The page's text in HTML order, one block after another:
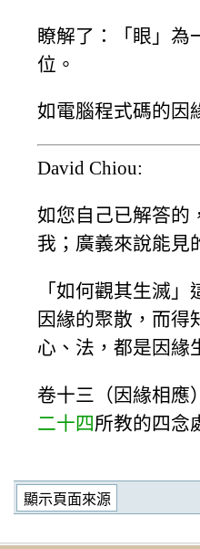
瞭解了：「眼」為
位。
如電腦程式碼的因
David Chiou:
如您自己已解答的
我；廣義來說能見
「如何觀其生滅
因緣的聚散，而得
心、法，都是因緣
卷十三（因緣相應
二十四所教的四念